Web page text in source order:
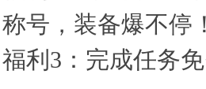
称号，装备爆不停
福利3：完成任务